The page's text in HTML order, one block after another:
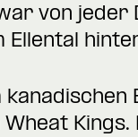
von
Ellental